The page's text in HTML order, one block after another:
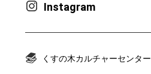
Instagram
くすの木カルチャーセンター